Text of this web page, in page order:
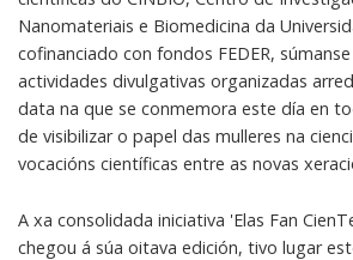
Nanomateriais e Biomedicina da
cofinanciado con fondos FEDER,
actividades divulgativas organizadas
data na que se conmemora este día en
de visibilizar o papel das mulleres na
vocacións científicas entre as novas
A xa consolidada iniciativa 'Elas Fan
chegou á súa oitava edición, tivo lugar